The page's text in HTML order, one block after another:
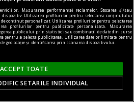
cofondator Defapt.ro
are foarte multe
online, offline, vîrsta,
Măsurarea performanței reclamelor. Stocarea și/sau
dispozitiv. Utilizarea profilurilor pentru selectarea conținutului
conținut personalizat. Utilizarea profilurilor pentru selectarea
profilurilor pentru publicitate personalizată. Măsurarea
publicului prin statistici sau combinații de date din surse
pentru a selecta publicitatea. Utilizarea datelor limitate pentru
geolocație și identificarea prin scanarea dispozitivului.
ACCEPT TOATE
SETARILE INDIVIDUAL